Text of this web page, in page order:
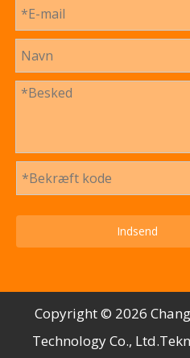
Indsend
Copyright ©️ 2026
Technology Co.,